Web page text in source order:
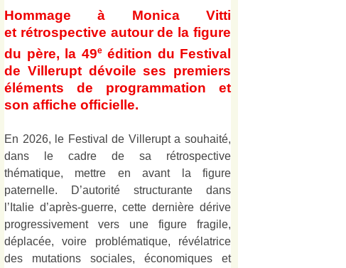
Hommage à Monica Vitti
et rétrospective autour de la figure
du père, la 49e édition du Festival
de Villerupt dévoile ses premiers
éléments de programmation et
son affiche officielle.
En 2026, le Festival de Villerupt a souhaité,
dans le cadre de sa rétrospective
thématique, mettre en avant la figure
paternelle. D’autorité structurante dans
l’Italie d’après-guerre, cette dernière dérive
progressivement vers une figure fragile,
déplacée, voire problématique, révélatrice
des mutations sociales, économiques et